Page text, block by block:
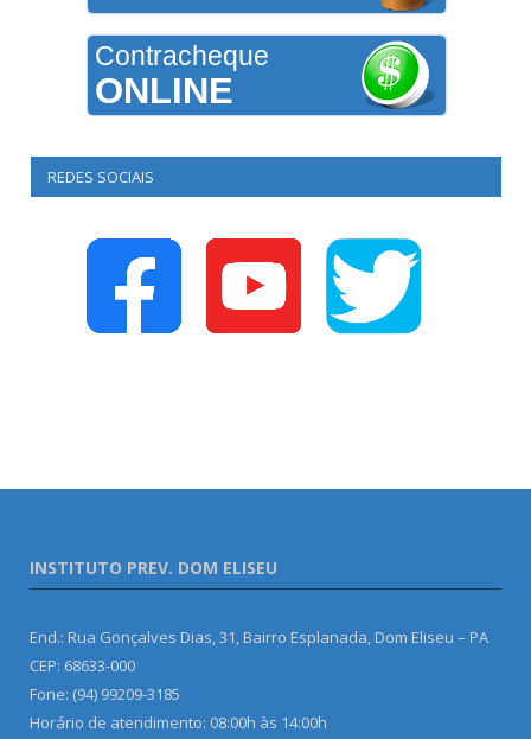
Contracheque
ONLINE
REDES SOCIAIS
INSTITUTO PREV. DOM ELISEU
End.: Rua Gonçalves Dias, 31, Bairro Esplanada, Dom Eliseu – PA
CEP: 68633-000
Fone: (94) 99209-3185
Horário de atendimento: 08:00h às 14:00h